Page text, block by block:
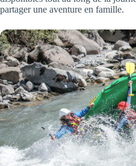
partager une aventure en famille.